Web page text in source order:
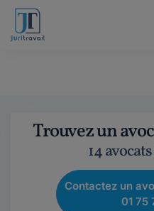
Trouvez un
14
Contactez un
01 75